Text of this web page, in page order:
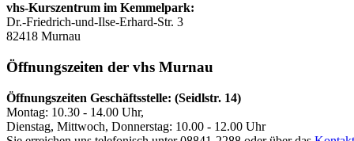
vhs-Kurszentrum im Kemmelpark:
Dr.-Friedrich-und-Ilse-Erhard-Str. 3
82418 Murnau
Öffnungszeiten der vhs Murnau
Öffnungszeiten Geschäftsstelle: (Seidlstr. 14)
Montag: 10.30 - 14.00 Uhr,
Dienstag, Mittwoch, Donnerstag: 10.00 - 12.00 Uhr